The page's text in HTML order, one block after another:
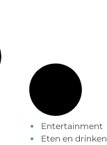
Entertainment
Eten en drinken